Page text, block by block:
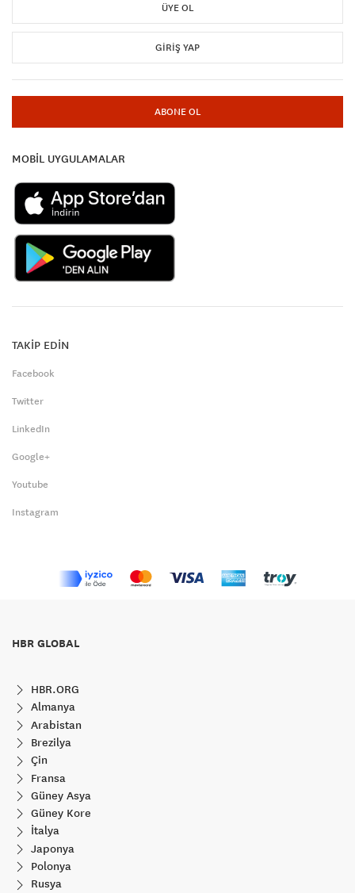
ÜYE OL
GIRIŞ YAP
ABONE OL
MOBİL UYGULAMALAR
TAKİP EDİN
Facebook
Twitter
LinkedIn
Google+
Youtube
Instagram
HBR GLOBAL
HBR.ORG
Almanya
Arabistan
Brezilya
Çin
Fransa
Güney Asya
Güney Kore
İtalya
Japonya
Polonya
Rusya